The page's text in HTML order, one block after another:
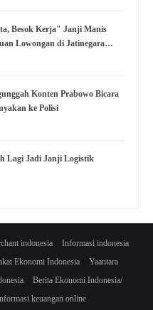
Besok Kerja" Janji Manis
Lowongan di Jatinegara
Konten Prabowo Bicara
ke Polisi
Lagi Jadi Janji Logistik
indonesia
Informasi indonesia
Ekonomi Indonesia
Yaantara
Berita Ekonomi Indonesia/
keuangan online